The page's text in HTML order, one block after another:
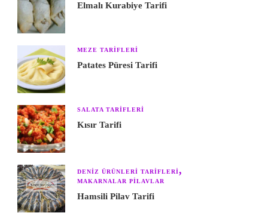
Elmalı Kurabiye Tarifi
MEZE TARIFLERI
Patates Püresi Tarifi
SALATA TARIFLERI
Kısır Tarifi
DENIZ ÜRÜNLERI TARIFLERI
MAKARNALAR PILAVLAR
Hamsili Pilav Tarifi